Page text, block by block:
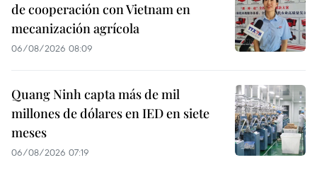
de cooperación con Vietnam en
mecanización agrícola
06/08/2026 08:09
Quang Ninh capta más de mil
millones de dólares en IED en siete
meses
06/08/2026 07:19